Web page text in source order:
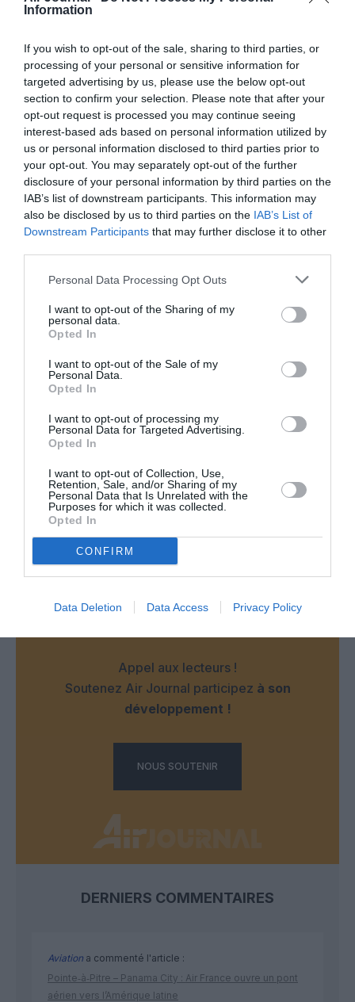
Information
If you wish to opt-out of the sale, sharing to third parties, or
processing of your personal or sensitive information for
targeted advertising by us, please use the below opt-out
section to confirm your selection. Please note that after your
opt-out request is processed you may continue seeing
interest-based ads based on personal information utilized by
us or personal information disclosed to third parties prior to
your opt-out. You may separately opt-out of the further
disclosure of your personal information by third parties on the
IAB’s list of downstream participants. This information may
also be disclosed by us to third parties on the IAB’s List of
Downstream Participants that may further disclose it to other
Personal Data Processing Opt Outs
I want to opt-out of the Sharing of my
personal data.
Opted In
I want to opt-out of the Sale of my
Personal Data.
Opted In
I want to opt-out of processing my
Personal Data for Targeted Advertising.
Opted In
I want to opt-out of Collection, Use,
Retention, Sale, and/or Sharing of my
Personal Data that Is Unrelated with the
Purposes for which it was collected.
Opted In
CONFIRM
Data Deletion Data Access Privacy Policy
Erik de Nicea commenté :
16 janvier 2017 - 6 h 34
Le SNPL à raison, la Grève fait pleinement partie de leurs
fonctions donc c’est évidemment pour eux une “matière” à
enseigner..
RÉPONDRE
42 min
Vous vous êtes trompé d article , car le sujet n est
Par ailleurs et suite a votre réponse sur l article
concernant l A350 de CX a Barcelone,je vais juste
même temps que je volais grace au service wifi
offert sur cet appareil. Je n invente pas des mythos
moi….
LAISSER UN COMMENTAIRE
Appel aux lecteurs !
Soutenez Air Journal participez à son
développement !
NOUS SOUTENIR
DERNIERS COMMENTAIRES
Aviation a commenté l'article :
Pointe‑à‑Pitre – Panama City : Air France ouvre un pont
aérien vers l’Amérique latine